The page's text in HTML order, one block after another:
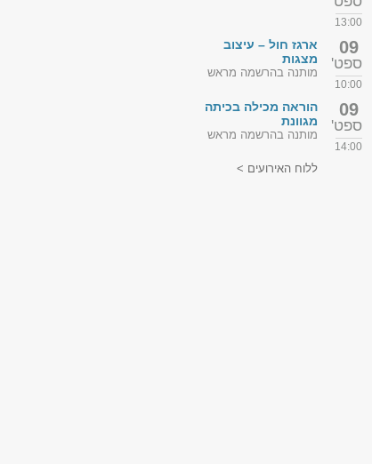
13:00
09
ספט'
10:00
ארגז חול – עיצוב
מצגות
מותנה בהרשמה מראש
09
ספט'
14:00
הוראה מכילה בכיתה
מגוונת
מותנה בהרשמה מראש
ללוח האירועים >